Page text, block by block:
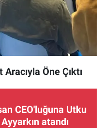
Öne Çıktı
CEO'luğuna Utku
atandı